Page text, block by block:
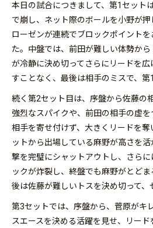
本日の試合につきまして、第1セット
で崩し、ネット際のボールを小野が押
ローゼンが連続でブロックポイント
た。中盤では、前田が難しい体勢か
が冷静に決め切ってさらにリードを
すことなく、最後は相手のミスで、第
続く第2セット目は、序盤から佐藤の
強烈なスパイクや、前田の相手の虚を
相手を寄せ付けず、大きくリードを
ットから出場している麻野が高さを
撃を完璧にシャットアウトし、さら
ックが炸裂し、終盤でも麻野がとど
後は佐藤が難しいトスを決め切って、
第3セットでは、序盤から、菅原がキ
スエースを決める活躍を見せ、リー